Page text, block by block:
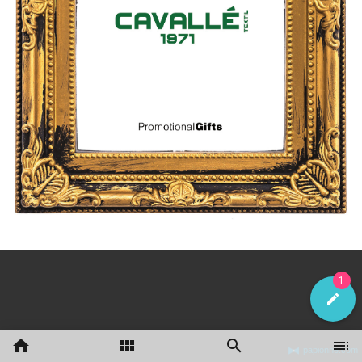
papionne.com